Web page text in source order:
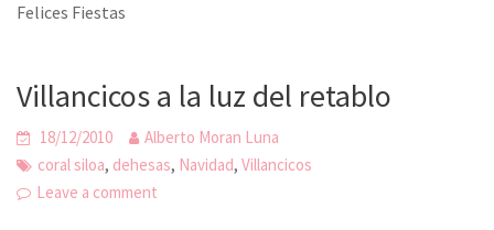
Felices Fiestas
Villancicos a la luz del retablo
18/12/2010
Alberto Moran Luna
coral siloa, dehesas, Navidad,Villancicos
Leave a comment